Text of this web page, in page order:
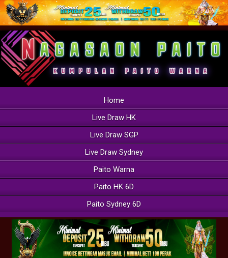
Home
Live Draw HK
Live Draw SGP
Live Draw Sydney
Paito Warna
Paito HK 6D
Paito Sydney 6D